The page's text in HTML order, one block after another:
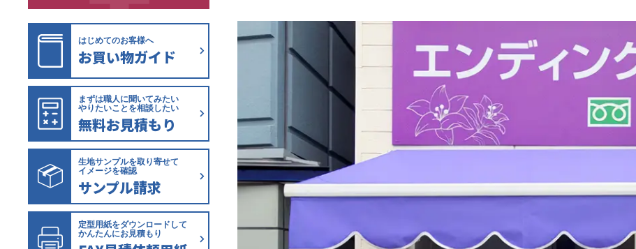
はじめてのお客様へ
お買い物ガイド
まずは職人に聞いてみたい
やりたいことを相談したい
無料お見積もり
生地サンプルを取り寄せて
イメージを確認
サンプル請求
定型用紙をダウンロードして
かんたんにお見積もり